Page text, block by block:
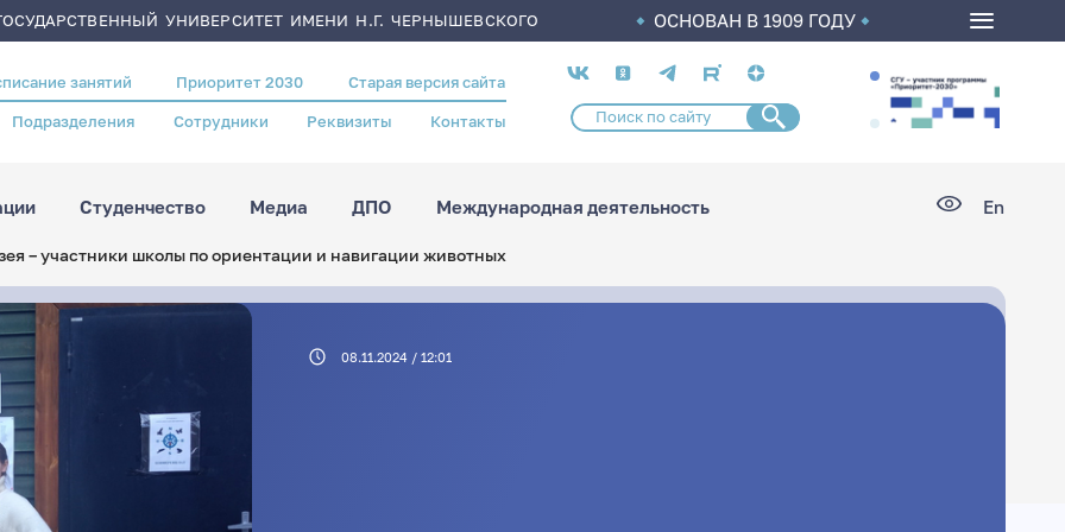
УНИВЕРСИТЕТ ИМЕНИ Н.Г. ЧЕРНЫШЕВСКОГО ОСНОВАН В 1909 ГОДУ
занятий Приоритет 2030 Старая версия сайта
Подразделения Сотрудники Реквизиты Контакты
Социальные
сети
Студенчество Медиа ДПО Международная деятельность En
– участники школы по ориентации и навигации животных
08.11.2024 / 12:01